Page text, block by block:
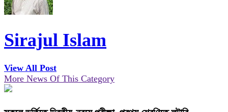
Sirajul Islam
View All Post
More News Of This Category